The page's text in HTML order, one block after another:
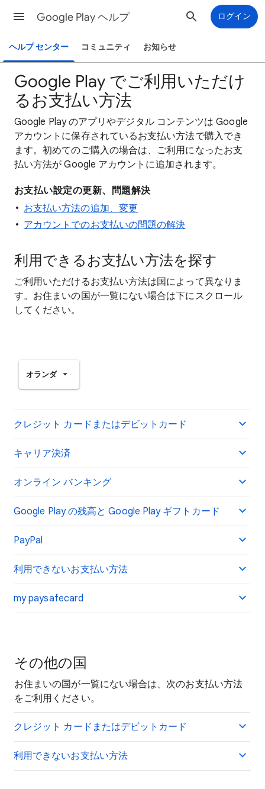
Google Play ヘルプ ログイン
ヘルプ センター コミュニティ お知らせ
Google Play でご利用いただけ
るお支払い方法
Google Play のアプリやデジタル コンテンツは Google
アカウントに保存されているお支払い方法で購入でき
ます。初めてのご購入の場合は、ご利用になったお支
払い方法が Google アカウントに追加されます。
お支払い設定の更新、問題解決
お支払い方法の追加、変更
アカウントでのお支払いの問題の解決
利用できるお支払い方法を探す
ご利用いただけるお支払い方法は国によって異なりま
す。お住まいの国が一覧にない場合は下にスクロール
してください。
オランダ
クレジット カードまたはデビットカード
キャリア決済
オンライン バンキング
Google Play の残高と Google Play ギフトカード
PayPal
利用できないお支払い方法
my paysafecard
その他の国
お住まいの国が一覧にない場合は、次のお支払い方法
をご利用ください。
クレジット カードまたはデビットカード
利用できないお支払い方法